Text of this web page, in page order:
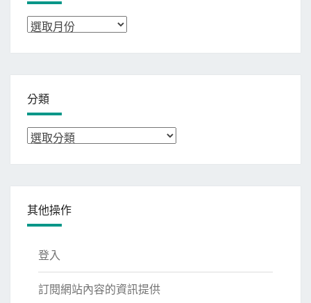
彙
分類
分
其他操作
登入
訂閱網站內容的資訊提供